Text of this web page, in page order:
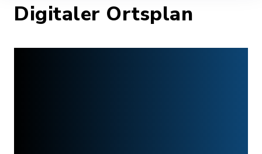
Digitaler Ortsplan